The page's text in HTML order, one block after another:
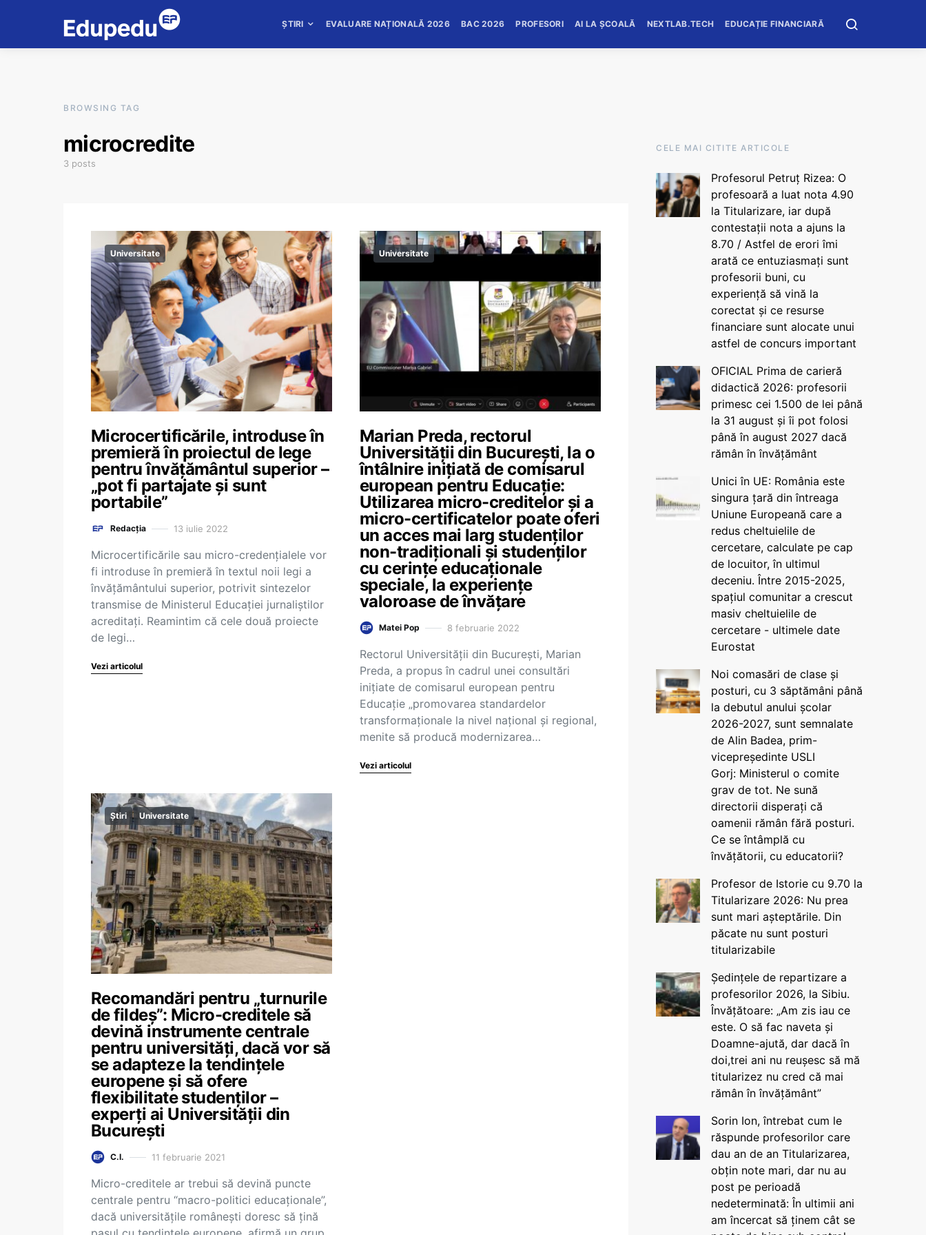
ȘTIRI EVALUARE NAȚIONALĂ 2026 BAC 2026 PROFESORI AI LA ȘCOALĂ NEXTLAB.TECH EDUCAȚIE FINANCIARĂ
BROWSING TAG
microcredite
3 posts
Universitate
Microcertificările, introduse în
premieră în proiectul de lege
pentru învățământul superior –
„pot fi partajate și sunt
portabile”
Redacția 13 iulie 2022
Microcertificările sau micro-credențialele vor
fi introduse în premieră în textul noii legi a
învățământului superior, potrivit sintezelor
transmise de Ministerul Educației jurnaliștilor
acreditați. Reamintim că cele două proiecte
de legi…
Vezi articolul
Universitate
Marian Preda, rectorul
Universității din București, la o
întâlnire inițiată de comisarul
european pentru Educație:
Utilizarea micro-creditelor și a
micro-certificatelor poate oferi
un acces mai larg studenților
non-tradiționali și studenților
cu cerințe educaționale
speciale, la experiențe
valoroase de învățare
Matei Pop 8 februarie 2022
Rectorul Universității din București, Marian
Preda, a propus în cadrul unei consultări
inițiate de comisarul european pentru
Educație „promovarea standardelor
transformaționale la nivel național și regional,
menite să producă modernizarea…
Vezi articolul
Știri Universitate
Recomandări pentru „turnurile
de fildeș”: Micro-creditele să
devină instrumente centrale
pentru universități, dacă vor să
se adapteze la tendințele
europene și să ofere
flexibilitate studenților –
experți ai Universității din
București
C.I. 11 februarie 2021
Micro-creditele ar trebui să devină puncte
centrale pentru “macro-politici educaționale”,
dacă universitățile românești doresc să țină
CELE MAI CITITE ARTICOLE
Profesorul Petruț Rizea: O
profesoară a luat nota 4.90
la Titularizare, iar după
contestații nota a ajuns la
8.70 / Astfel de erori îmi
arată ce entuziasmați sunt
profesorii buni, cu
experiență să vină la
corectat și ce resurse
financiare sunt alocate unui
astfel de concurs important
OFICIAL Prima de carieră
didactică 2026: profesorii
primesc cei 1.500 de lei până
la 31 august și îi pot folosi
până în august 2027 dacă
rămân în învățământ
Unici în UE: România este
singura țară din întreaga
Uniune Europeană care a
redus cheltuielile de
cercetare, calculate pe cap
de locuitor, în ultimul
deceniu. Între 2015-2025,
spațiul comunitar a crescut
masiv cheltuielile de
cercetare - ultimele date
Eurostat
Noi comasări de clase și
posturi, cu 3 săptămâni până
la debutul anului școlar
2026-2027, sunt semnalate
de Alin Badea, prim-
vicepreședinte USLI
Gorj: Ministerul o comite
grav de tot. Ne sună
directorii disperați că
oamenii rămân fără posturi.
Ce se întâmplă cu
învățătorii, cu educatorii?
Profesor de Istorie cu 9.70 la
Titularizare 2026: Nu prea
sunt mari așteptările. Din
păcate nu sunt posturi
titularizabile
Ședințele de repartizare a
profesorilor 2026, la Sibiu.
Învățătoare: „Am zis iau ce
este. O să fac naveta și
Doamne-ajută, dar dacă în
doi,trei ani nu reușesc să mă
titularizez nu cred că mai
rămân în învățământ”
Sorin Ion, întrebat cum le
răspunde profesorilor care
dau an de an Titularizarea,
obțin note mari, dar nu au
post pe perioadă
nedeterminată: În ultimii ani
am încercat să ținem cât se